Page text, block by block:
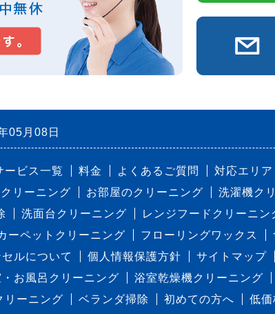
05月08日
ービス一覧 料金 よくあるご質問 対応エリア
リーニング お部屋のクリーニング 洗濯機ク
洗面台クリーニング レンジフードクリーニン
ーペットクリーニング フローリングワックス
ルについて 個人情報保護方針 サイトマップ
お風呂クリーニング 浴室乾燥機クリーニング
リーニング
ベランダ掃除 初めての方へ
低価